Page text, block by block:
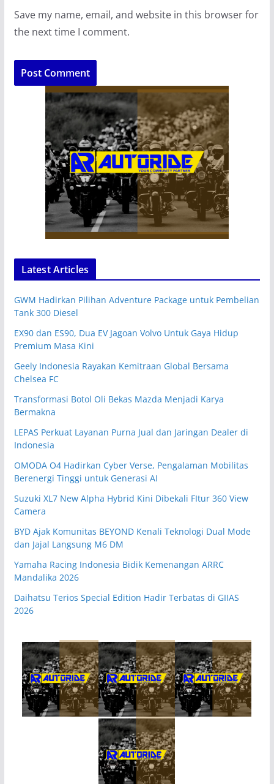
Save my name, email, and website in this browser for
the next time I comment.
Latest Articles
GWM Hadirkan Pilihan Adventure Package untuk Pembelian
Tank 300 Diesel
EX90 dan ES90, Dua EV Jagoan Volvo Untuk Gaya Hidup
Premium Masa Kini
Geely Indonesia Rayakan Kemitraan Global Bersama
Chelsea FC
Transformasi Botol Oli Bekas Mazda Menjadi Karya
Bermakna
LEPAS Perkuat Layanan Purna Jual dan Jaringan Dealer di
Indonesia
OMODA O4 Hadirkan Cyber Verse, Pengalaman Mobilitas
Berenergi Tinggi untuk Generasi AI
Suzuki XL7 New Alpha Hybrid Kini Dibekali FItur 360 View
Camera
BYD Ajak Komunitas BEYOND Kenali Teknologi Dual Mode
dan Jajal Langsung M6 DM
Yamaha Racing Indonesia Bidik Kemenangan ARRC
Mandalika 2026
Daihatsu Terios Special Edition Hadir Terbatas di GIIAS
2026